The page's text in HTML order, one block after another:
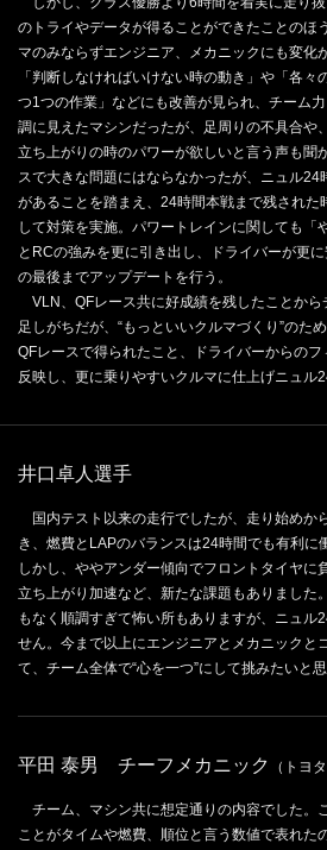
のトライやデータが得ることができたことのほ
マのみならずエンジニア、メカニックにも変化
「判断しなければいけない時の動き」や「各
つ1つの作業」などにも改善が見られ、チーム
調に見えたマシンだったが、足周りの不具合や
立ち上がりの時のパワーが欲しいと言う声も聞
スで大きな問題にはならなかったが、ニュル24
があることを踏まえ、24時間本戦まで残された
して対策を実施。パワートレインに関しても「
とRCの強みを更に引き出し、ドライバーが更
の最後までアップデートを行う。
VLN、QFレース共に好成績を残したことから
足しがちだが、“もっといいクルマづくり”のた
QFレースで得られたこと、ドライバーからの
反映し、更に乗りやすいクルマに仕上げニュル
井口卓人選手
国内テスト以来の走行でしたが、走り始めか
き、燃費とLAPのバランスは24時間でも有利に
しかし、ややアンダー傾向でフロントタイヤに
立ち上がり加速など、新たな課題もありました
もなく順調すぎて怖い所もありますが、ニュル
せん。今まで以上にエンジニアとメカニックと
て、チーム全体で“心を一つ”にして挑みたいと思
平田 泰男 チーフメカニック （トヨ
チーム、マシン共に想定通りの内容でした。
ことがタイムや燃費、順位と言う数値で表れた